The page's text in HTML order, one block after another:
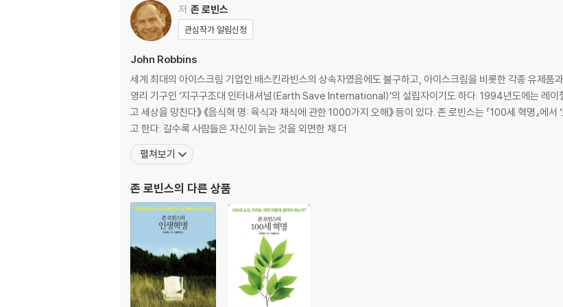
우리가 즐겨먹는 잔인한 메뉴
양심적인 식사는 불가능한가
Part 3 음식과 지구
건강한 환경을 위한 선택
지구를 지켜라
소는 먹고 사람은 굶는다
유전자 변형 식품이 가져온 얼룩진 희망
괴물이 되어가는 식품들
형세의 전환
Epilogue_ 우리의 음식, 우리의 미래
옮긴이의 말_ 지구를 구하는 일은 늦지 않았다
저 존 로빈스
관심작가 알림신청
John Robbins
세계 최대의 아이스크림 기업인 배스킨라빈스의 상속자였음에도 불구하고, 아이스크림을 비롯한 각종 유제품
영리 기구인 ‘지구구조대 인터내셔널(Earth Save International)’의 설립자이기도 하다. 1994년도에는 레이
고 세상을 망친다》 《음식혁 명: 육식과 채식에 관한 1000가지 오해》 등이 있다. 존 로빈스는 『100세 혁명』에서 ‘노화’에 대해 사람들이 갖고 있는 부정적인 인식을 바꾸려
고 한다. 갈수록 사람들은 자신이 늙는 것을 외면한 채 더
펼쳐보기
존 로빈스의 다른 상품